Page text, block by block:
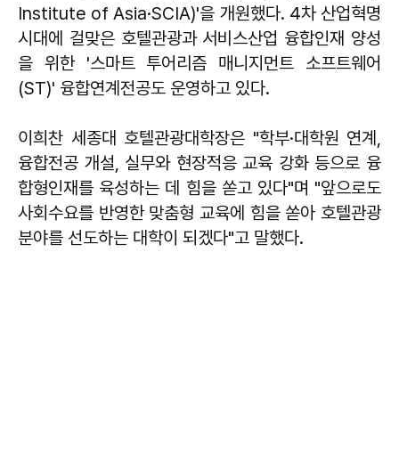
Institute of Asia·SCIA)'을 개원했다. 4차 산업혁명
시대에 걸맞은 호텔관광과 서비스산업 융합인재 양성
을 위한 '스마트 투어리즘 매니지먼트 소프트웨어
(ST)' 융합연계전공도 운영하고 있다.
이희찬 세종대 호텔관광대학장은 "학부·대학원 연계,
융합전공 개설, 실무와 현장적응 교육 강화 등으로 융
합형인재를 육성하는 데 힘을 쏟고 있다"며 "앞으로도
사회수요를 반영한 맞춤형 교육에 힘을 쏟아 호텔관광
분야를 선도하는 대학이 되겠다"고 말했다.